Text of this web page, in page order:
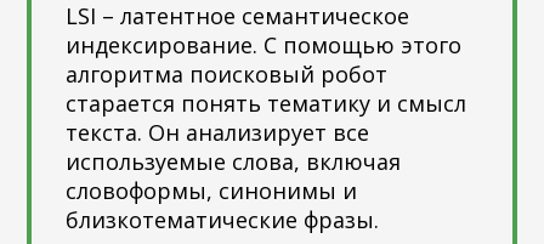
LSI – латентное семантическое
индексирование. С помощью этого
алгоритма поисковый робот
старается понять тематику и смысл
текста. Он анализирует все
используемые слова, включая
словоформы, синонимы и
близкотематические фразы.